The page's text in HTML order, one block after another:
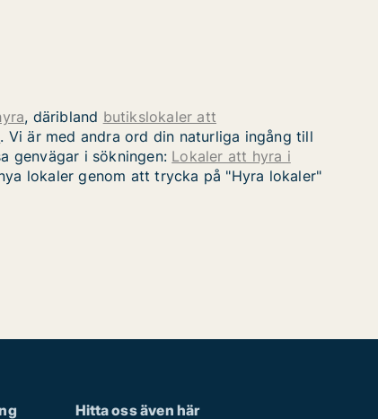
, däribland butikslokaler att
. Vi är med andra ord din naturliga ingång till
genvägar i sökningen: Lokaler att hyra i
lokaler genom att trycka på "Hyra lokaler"
Hitta oss även här